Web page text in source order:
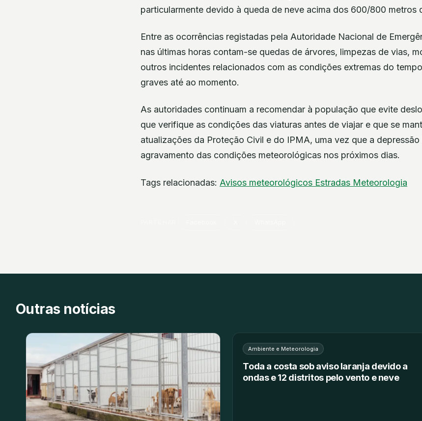
particularmente devido à queda de neve acima dos 600/800 metros
Entre as ocorrências registadas pela Autoridade Nacional de
nas últimas horas contam-se quedas de árvores, limpezas de vias,
outros incidentes relacionados com as condições extremas do
graves até ao momento.
As autoridades continuam a recomendar à população que evite
que verifique as condições das viaturas antes de viajar e que se
atualizações da Proteção Civil e do IPMA, uma vez que a
agravamento das condições meteorológicas nos próximos dias.
Tags relacionadas: Avisos meteorológicos Estradas Meteorologia
Outras notícias
Ambiente e Meteorologia
Toda a costa sob aviso laranja devido a
ondas e 12 distritos pelo vento e neve